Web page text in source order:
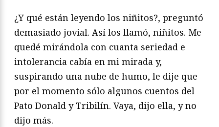
¿Y qué están leyendo los niñitos?, preguntó
demasiado jovial. Así los llamó, niñitos. Me
quedé mirándola con cuanta seriedad e
intolerancia cabía en mi mirada y,
suspirando una nube de humo, le dije que
por el momento sólo algunos cuentos del
Pato Donald y Tribilín. Vaya, dijo ella, y no
dijo más.